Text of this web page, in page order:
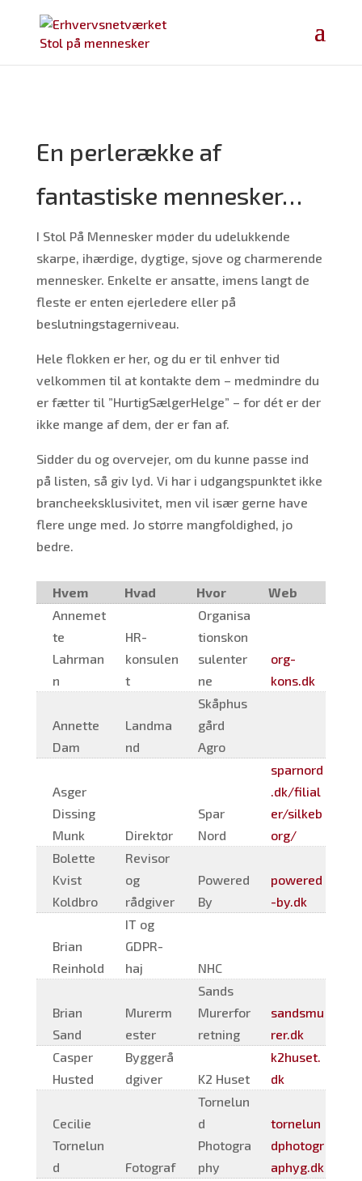
En perlerække af
fantastiske mennesker…
I Stol På Mennesker møder du udelukkende
skarpe, ihærdige, dygtige, sjove og charmerende
mennesker. Enkelte er ansatte, imens langt de
fleste er enten ejerledere eller på
beslutningstagerniveau.
Hele flokken er her, og du er til enhver tid
velkommen til at kontakte dem – medmindre du
er fætter til ”HurtigSælgerHelge” – for dét er der
ikke mange af dem, der er fan af.
Sidder du og overvejer, om du kunne passe ind
på listen, så giv lyd. Vi har i udgangspunktet ikke
brancheeksklusivitet, men vil især gerne have
flere unge med. Jo større mangfoldighed, jo
bedre.
Hvem Hvad Hvor
Web
Annemet
te
Lahrman
n
HR-
konsulen
t
Organisa
tionskon
sulenter
ne
org-
kons.dk
Annette
Dam
Landma
nd
Skåphus
gård
Agro
Asger
Dissing
Munk
Direktør
Spar
Nord
sparnord
.dk/filial
er/silkeb
org/
Bolette
Kvist
Koldbro
Revisor
og
rådgiver
Powered
By
powered
-by.dk
Brian
Reinhold
IT og
GDPR-
haj
NHC
Brian
Sand
Murerm
ester
Sands
Murerfor
retning
sandsmu
rer.dk
Casper
Husted
Byggerå
dgiver
K2 Huset
k2huset.
dk
Cecilie
Tornelun
d
Fotograf
Tornelun
d
Photogra
phy
tornelun
dphotogr
aphyg.dk